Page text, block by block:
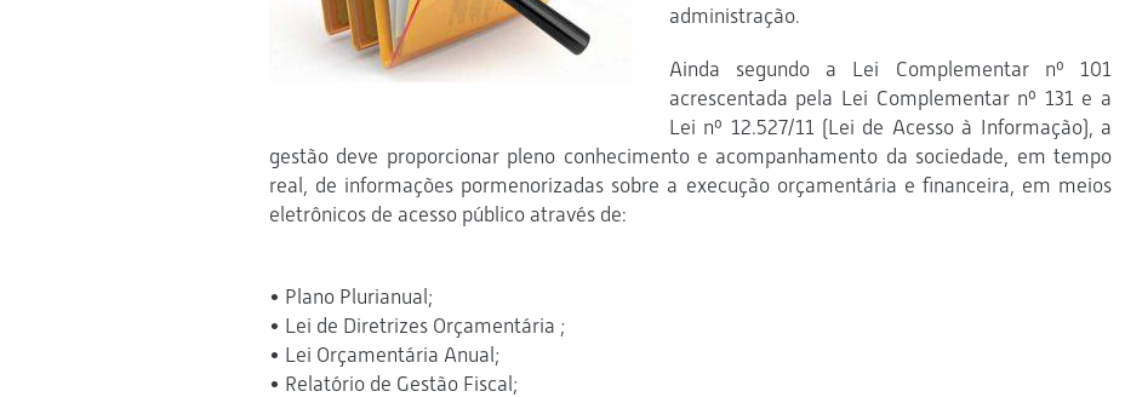
administração.
Ainda segundo a Lei Complementar nº 101
acrescentada pela Lei Complementar nº 131 e a
Lei nº 12.527/11 (Lei de Acesso à Informação), a
gestão deve proporcionar pleno conhecimento e acompanhamento da sociedade, em tempo
real, de informações pormenorizadas sobre a execução orçamentária e financeira, em meios
eletrônicos de acesso público através de:
• Plano Plurianual;
• Lei de Diretrizes Orçamentária ;
• Lei Orçamentária Anual;
• Relatório de Gestão Fiscal;